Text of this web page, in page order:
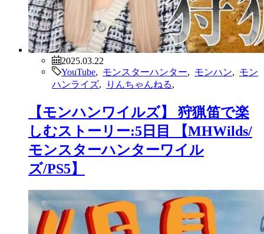
2025.03.22
YouTube
モンスターハンター モンハン
モン
ハンライズ
りんちゃんねる
【モンハンワイルズ】 狩猟笛で楽
しむストーリー:5日目 【MHWilds/
モンスターハンターワイル
ズ/PS5】